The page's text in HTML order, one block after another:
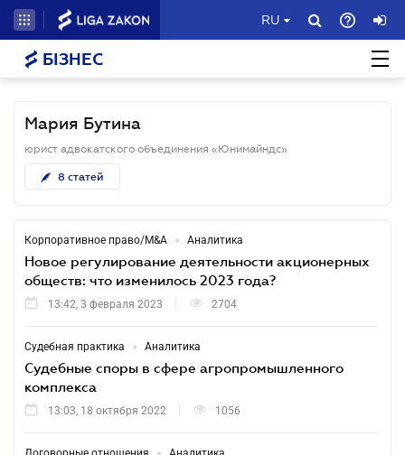
RU
БІЗНЕС
Мария Бутина
юрист адвокатского объединения «Юнимайндс»
8 статей
Корпоративное право/M&A • Аналитика
Новое регулирование деятельности акционерных
обществ: что изменилось 2023 года?
13:42, 3 февраля 2023 2704
Судебная практика • Аналитика
Судебные споры в сфере агропромышленного
комплекса
13:03, 18 октября 2022 1056